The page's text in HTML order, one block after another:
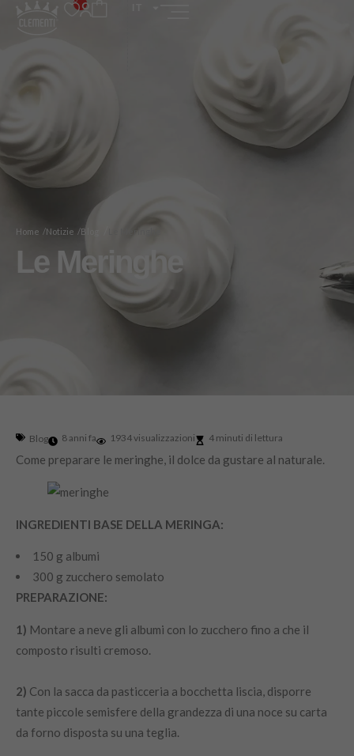
Home /Notizie /Blog
Le Meringhe
Come preparare le meringhe, il dolce da gustare al naturale.
INGREDIENTI BASE DELLA MERINGA:
150 g albumi
300 g zucchero semolato
PREPARAZIONE:
1) Montare a neve gli albumi con lo zucchero fino a che il
composto risulti cremoso.
2) Con la sacca da pasticceria a bocchetta liscia, disporre
tante piccole semisfere della grandezza di una noce su carta
da forno disposta su una teglia.
Blog 8 anni fa 1934 visualizzazioni 4 minuti di lettura